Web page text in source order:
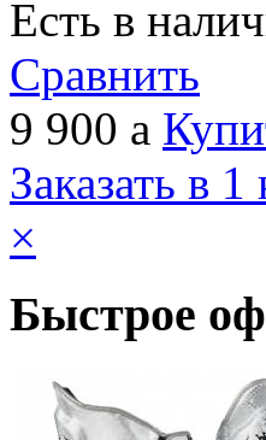
Есть в
Сравнить
9 900 a
Заказать в 1
×
Быстрое